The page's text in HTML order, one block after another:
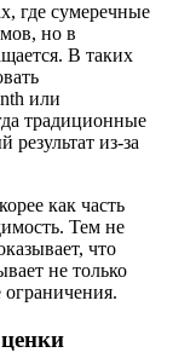
где сумеречные
но в
В таких
или
традиционные
из-за
как часть
Тем не
что
не только
ограничения.